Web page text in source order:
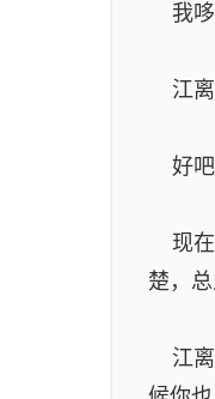
我哆
江离
好吧
现在
楚，
江离